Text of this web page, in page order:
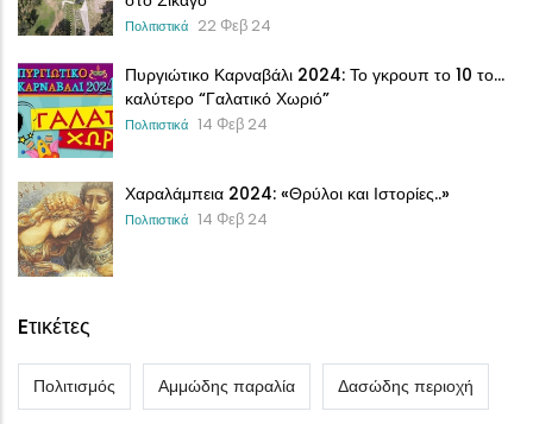
Πολιτιστικά 22 Φεβ 24
Πυργιώτικο Καρναβάλι 2024: Το γκρουπ το 10 το…
καλύτερο “Γαλατικό Χωριό”
Πολιτιστικά 14 Φεβ 24
Χαραλάμπεια 2024: «Θρύλοι και Ιστορίες..»
Πολιτιστικά 14 Φεβ 24
Eτικέτες
Πολιτισμός Αμμώδης παραλία Δασώδης περιοχή